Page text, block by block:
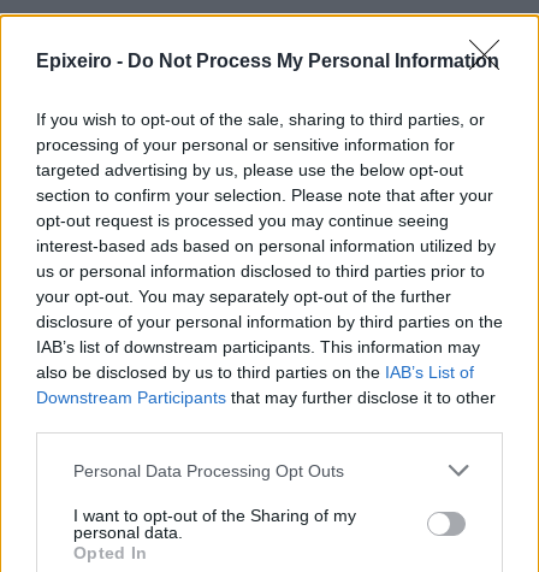
Epixeiro - Do Not Process My Personal Information
If you wish to opt-out of the sale, sharing to third parties, or
processing of your personal or sensitive information for
targeted advertising by us, please use the below opt-out
section to confirm your selection. Please note that after your
opt-out request is processed you may continue seeing
interest-based ads based on personal information utilized by
us or personal information disclosed to third parties prior to
your opt-out. You may separately opt-out of the further
disclosure of your personal information by third parties on the
IAB’s list of downstream participants. This information may
also be disclosed by us to third parties on the IAB’s List of
Downstream Participants that may further disclose it to other
Personal Data Processing Opt Outs
I want to opt-out of the Sharing of my
personal data.
Opted In
TP Greece: Πώς διαμορφώνεται το